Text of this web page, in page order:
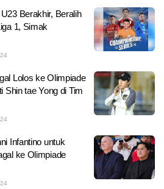
Berakhir, Beralih
1, Simak
Lolos ke Olimpiade
Shin tae Yong di Tim
Infantino untuk
ke Olimpiade